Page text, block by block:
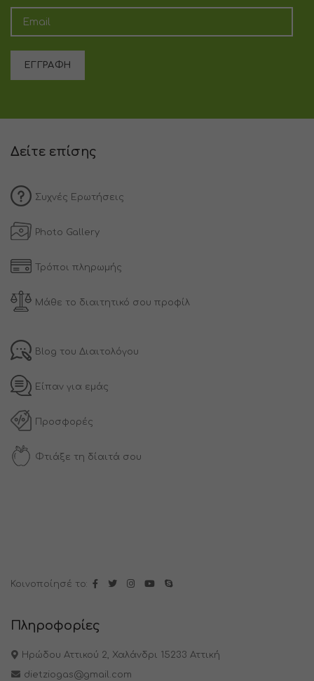
Δείτε επίσης
Συχνές Ερωτήσεις
Photo Gallery
Τρόποι πληρωμής
Μάθε το διαιτητικό σου προφίλ
Blog του Διαιτολόγου
Είπαν για εμάς
Προσφορές
Φτιάξε τη δίαιτά σου
Κοινοποίησέ το:
Πληροφορίες
Ηρώδου Αττικού 2, Χαλάνδρι 15233 Αττική
dietziogas@gmail.com